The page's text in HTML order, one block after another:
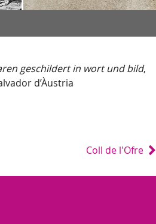
geschildert in wort und bild,
d’Àustria
Coll de l'Ofre